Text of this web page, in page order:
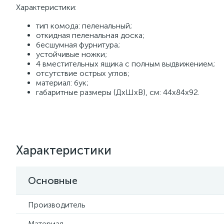
Характеристики:
тип комода: пеленальный;
откидная пеленальная доска;
бесшумная фурнитура;
устойчивые ножки;
4 вместительных ящика с полным выдвижением;
отсутствие острых углов;
материал: бук;
габаритные размеры (ДхШхВ), см: 44х84х92.
Характеристики
Основные
Производитель